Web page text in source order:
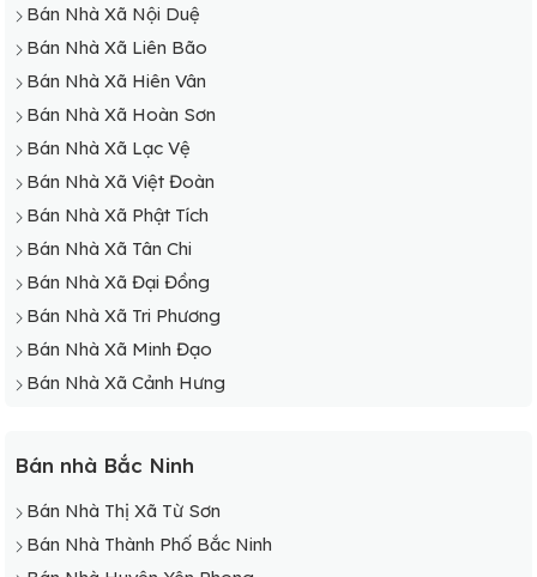
Bán Nhà Xã Nội Duệ
Bán Nhà Xã Liên Bão
Bán Nhà Xã Hiên Vân
Bán Nhà Xã Hoàn Sơn
Bán Nhà Xã Lạc Vệ
Bán Nhà Xã Việt Đoàn
Bán Nhà Xã Phật Tích
Bán Nhà Xã Tân Chi
Bán Nhà Xã Đại Đồng
Bán Nhà Xã Tri Phương
Bán Nhà Xã Minh Đạo
Bán Nhà Xã Cảnh Hưng
Bán nhà Bắc Ninh
Bán Nhà Thị Xã Từ Sơn
Bán Nhà Thành Phố Bắc Ninh